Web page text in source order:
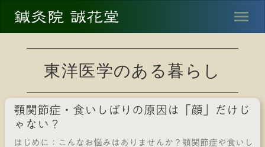
鍼灸院 誠花堂 menu
東洋医学のある暮らし
顎関節症・食いしばりの原因は「顔」だけじ
ゃない？
はじめに：こんなお悩みはありませんか？顎関節症や食いし